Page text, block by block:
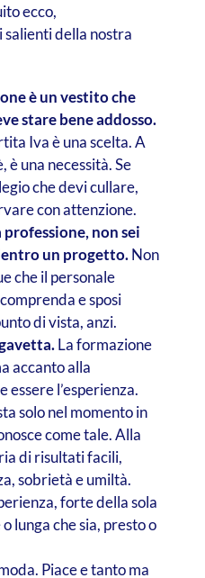
ecco,
della nostra
è un vestito che
stare bene addosso.
Iva è una scelta. A
è una necessità. Se
che devi cullare,
con attenzione.
non sei
un progetto.Non
che il personale
e sposi
di vista, anzi.
La formazione
accanto alla
essere l’esperienza.
solo nel momento in
come tale. Alla
di risultati facili,
sobrietà e umiltà.
forte della sola
lunga che sia, presto o
Piace e tanto ma